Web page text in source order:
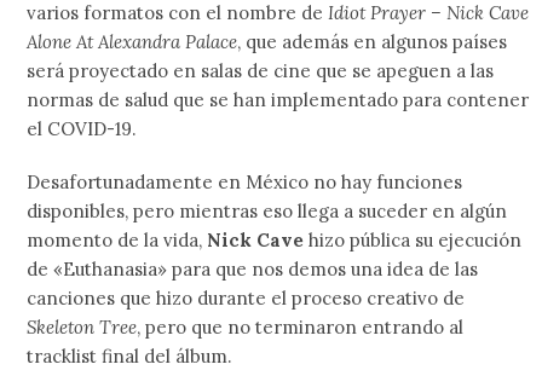
varios formatos con el nombre deIdiot Prayer – Nick Cave
Alone At Alexandra Palace, que además en algunos países
será proyectado en salas de cine que se apeguen a las
normas de salud que se han implementado para contener
el COVID-19.
Desafortunadamente en México no hay funciones
disponibles, pero mientras eso llega a suceder en algún
momento de la vida, Nick Cave hizo pública su ejecución
de «Euthanasia» para que nos demos una idea de las
canciones que hizo durante el proceso creativo de
Skeleton Tree, pero que no terminaron entrando al
tracklist final del álbum.